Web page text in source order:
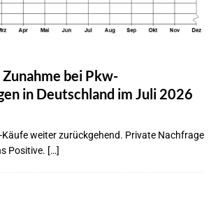
bei Pkw-
in Deutschland im Juli 2026
weiter zurückgehend. Private Nachfrage
Positive. […]